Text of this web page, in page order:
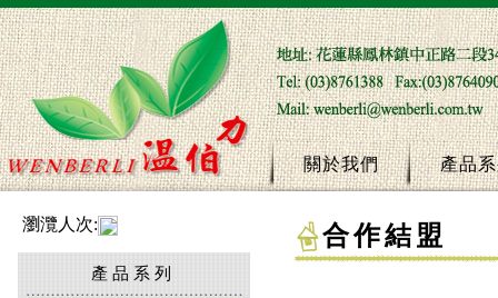
關於我們 產品
瀏灠人次:
產品系列
合作結盟